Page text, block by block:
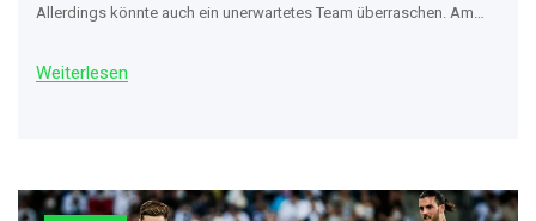
Allerdings könnte auch ein unerwartetes Team überraschen. Am
sowie dem Spielverlauf ab. Bleiben Sie dran, um zu sehen, wer die
Weiterlesen